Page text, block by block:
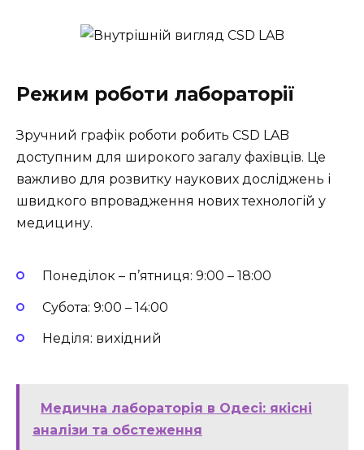
Режим роботи лабораторії
Зручний графік роботи робить CSD LAB
доступним для широкого загалу фахівців. Це
важливо для розвитку наукових досліджень і
швидкого впровадження нових технологій у
медицину.
Понеділок – п’ятниця: 9:00 – 18:00
Субота: 9:00 – 14:00
Неділя: вихідний
Медична лабораторія в Одесі: якісні
аналізи та обстеження